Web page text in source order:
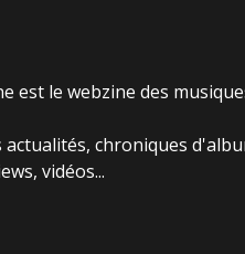
est le webzine des
chroniques
vidéos...